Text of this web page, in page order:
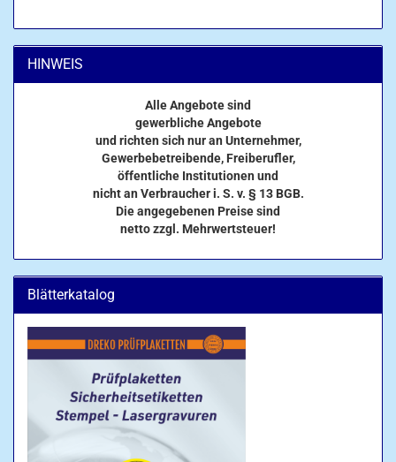
HINWEIS
Alle Angebote sind
gewerbliche Angebote
und richten sich nur an Unternehmer,
Gewerbebetreibende, Freiberufler,
öffentliche Institutionen und
nicht an Verbraucher i. S. v. § 13 BGB.
Die angegebenen Preise sind
netto zzgl. Mehrwertsteuer!
Blätterkatalog